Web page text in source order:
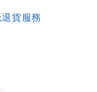
貨服務